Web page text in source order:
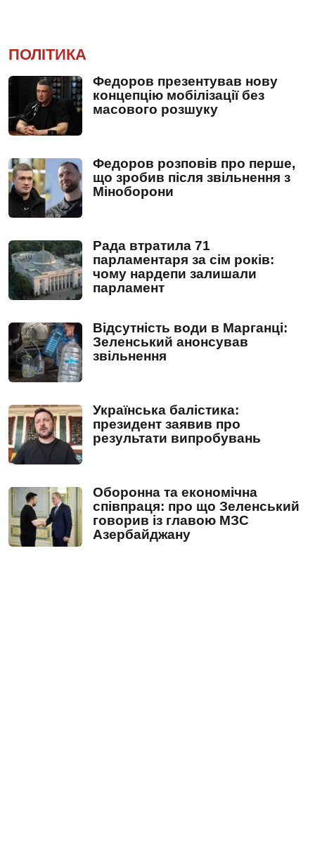
ПОЛІТИКА
Федоров презентував нову
концепцію мобілізації без
масового розшуку
Федоров розповів про перше,
що зробив після звільнення з
Міноборони
Рада втратила 71
парламентаря за сім років:
чому нардепи залишали
парламент
Відсутність води в Марганці:
Зеленський анонсував
звільнення
Українська балістика:
президент заявив про
результати випробувань
Оборонна та економічна
співпраця: про що Зеленський
говорив із главою МЗС
Азербайджану